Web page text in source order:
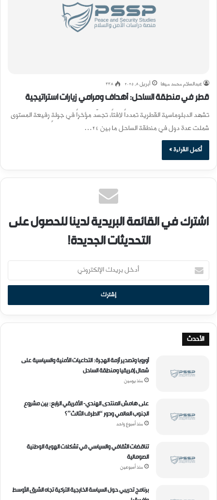
عبدالسلام محمد ميغا أبريل 8, 2025 338
قطر في منطقة الساحل: أهداف ومرامي زيارات استراتيجية
تشهد الدبلوماسية القطرية تمدداً لافتاً، تجسَّد مؤخراً في جولةٍ رفيعة المستوى
شملت عدة دول في منطقة الساحل ما بين 24…
أكمل القراءة »
اشترك في القائمة البريدية لدينا للحصول على
التحديثات الجديدة!
أ
د
خ
ب
ر
ي
د
ك
الأحدث
أوروبا وتصدير أزمة الهجرة: التداعيات الأمنية والسياسية على
شمال إفريقيا ومنطقة الساحل
منذ يومين
على هامش المنتدى الهندي- الأفريقي الرابع: بين مشروع
الجنوب العالمي ودور “الطرف الثالث”؟
منذ أسبوع واحد
تناقضات الثقافي والسياسي في تشكلات الهوية الوطنية
الصومالية
منذ أسبوعين
برنامج تدريبي حول السياسة الخارجية التركية تجاه الشرق الأوسط